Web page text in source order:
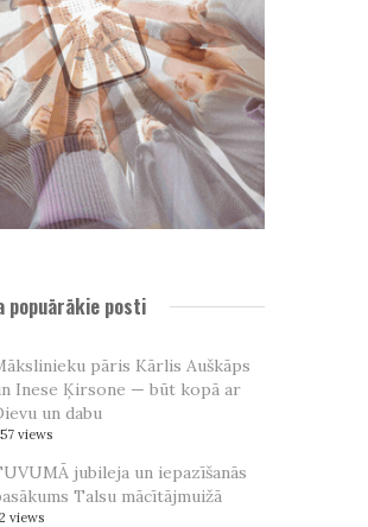
popuārākie posti
pāris Kārlis Auškāps
Inese Ķirsone — būt kopā ar
un dabu
views
jubileja un iepazīšanās
Talsu mācītājmuižā
views